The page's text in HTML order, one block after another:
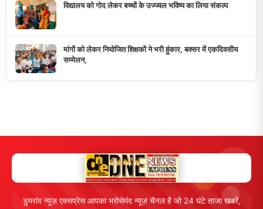
विद्यालय को गोद लेकर बच्चों के उज्ज्वल भविष्य का लिया संकल्प
मांगों को लेकर नियोजित शिक्षकों ने भरी हुंकार, बक्सर में एकदिवसीय
सम्मेलन,
डुमरांव न्यूज़ एक्सप्रेस आपका भरोसेमंद न्यूज़ चैनल है जो 24 घंटे ताजा खबरें,